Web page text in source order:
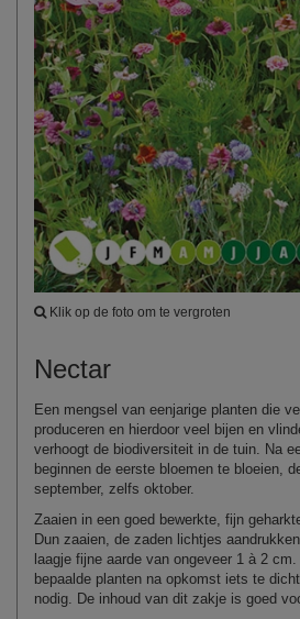
Klik op de foto om te vergroten
Nectar
Een mengsel van eenjarige planten die
produceren en hierdoor veel bijen en
verhoogt de biodiversiteit in de tuin. Na
beginnen de eerste bloemen te bloeien,
september, zelfs oktober.
Zaaien in een goed bewerkte, fijn
Dun zaaien, de zaden lichtjes
laagje fijne aarde van ongeveer 1 à 2
bepaalde planten na opkomst iets te
nodig. De inhoud van dit zakje is goed